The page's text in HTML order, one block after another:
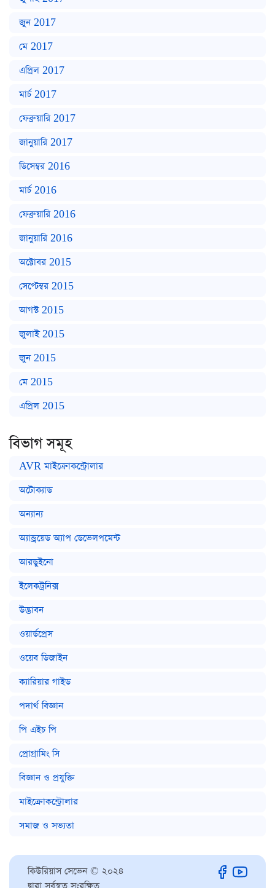
জুন 2017
মে 2017
এপ্রিল 2017
মার্চ 2017
ফেব্রুয়ারি 2017
জানুয়ারি 2017
ডিসেম্বর 2016
মার্চ 2016
ফেব্রুয়ারি 2016
জানুয়ারি 2016
অক্টোবর 2015
সেপ্টেম্বর 2015
আগস্ট 2015
জুলাই 2015
জুন 2015
মে 2015
এপ্রিল 2015
বিভাগ সমূহ
AVR মাইক্রোকন্ট্রোলার
অটোক্যাড
অন্যান্য
অ্যান্ড্রয়েড অ্যাপ ডেভেলপমেন্ট
আরডুইনো
ইলেকট্রনিক্স
উদ্ভাবন
ওয়ার্ডপ্রেস
ওয়েব ডিজাইন
ক্যারিয়ার গাইড
পদার্থ বিজ্ঞান
পি এইচ পি
প্রোগ্রামিং সি
বিজ্ঞান ও প্রযুক্তি
মাইক্রোকন্ট্রোলার
সমাজ ও সভ্যতা
কিউরিয়াস সেভেন © ২০২৪